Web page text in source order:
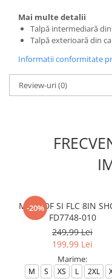
Mai multe detalii
Talpă intermediară
Talpă exterioară din
Informatii conformitate
Review-uri(0)
-20%
M NK DF SI FLC 8IN
FD7748-010
249,99 Lei
199,99 Lei
Marime:
M S XS L 2XL